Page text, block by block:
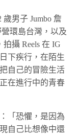
男子 Jumbo 詹
環島台灣，以及
攝 Reels 在 IG
下疾行，在陌生
自己的冒險生活
在進行中的青春
「恐懼，是因為
自己比想像中還